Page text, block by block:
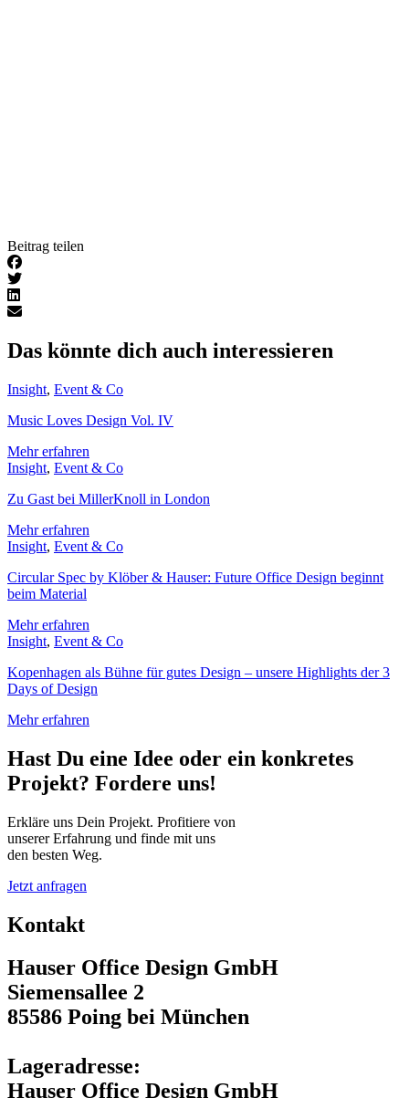
Beitrag teilen
Das könnte dich auch interessieren
Insight, Event & Co
Music Loves Design Vol. IV
Mehr erfahren
Insight, Event & Co
Zu Gast bei MillerKnoll in London
Mehr erfahren
Insight, Event & Co
Circular Spec by Klöber & Hauser: Future Office Design beginnt
beim Material
Mehr erfahren
Insight, Event & Co
Kopenhagen als Bühne für gutes Design – unsere Highlights der 3
Days of Design
Mehr erfahren
Hast Du eine Idee oder ein konkretes
Projekt? Fordere uns!
Erkläre uns Dein Projekt. Profitiere von
unserer Erfahrung und finde mit uns
den besten Weg.
Jetzt anfragen
Kontakt
Hauser Office Design GmbH
Siemensallee 2
85586 Poing bei München
Lageradresse:
Hauser Office Design GmbH